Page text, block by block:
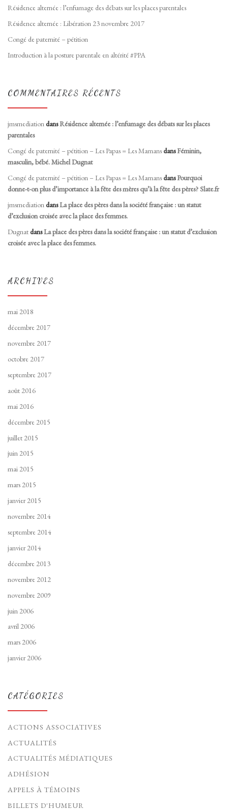
Résidence alternée : l’enfumage des débats sur les places parentales
Résidence alternée : Libération 23 novembre 2017
Congé de paternité – pétition
Introduction à la posture parentale en altérité #PPA
COMMENTAIRES RÉCENTS
jmsmediationdansRésidence alternée : l’enfumage des débats sur les places
parentales
Congé de paternité – pétition – Les Papas = Les MamansdansFéminin,
masculin, bébé. Michel Dugnat
Congé de paternité – pétition – Les Papas = Les MamansdansPourquoi
donne-t-on plus d’importance à la fête des mères qu’à la fête des pères? Slate.fr
jmsmediationdansLa place des pères dans la société française : un statut
d’exclusion croisée avec la place des femmes.
DugnatdansLa place des pères dans la société française : un statut d’exclusion
croisée avec la place des femmes.
ARCHIVES
mai 2018
décembre 2017
novembre 2017
octobre 2017
septembre 2017
août 2016
mai 2016
décembre 2015
juillet 2015
juin 2015
mai 2015
mars 2015
janvier 2015
novembre 2014
septembre 2014
janvier 2014
décembre 2013
novembre 2012
novembre 2009
juin 2006
avril 2006
mars 2006
janvier 2006
CATÉGORIES
ACTIONS ASSOCIATIVES
ACTUALITÉS
ACTUALITÉS MÉDIATIQUES
ADHÉSION
APPELS À TÉMOINS
BILLETS D'HUMEUR